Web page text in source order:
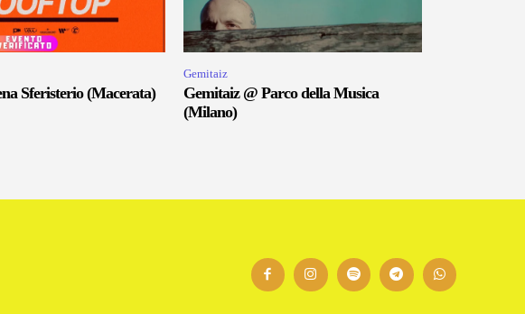
Sferisterio (Macerata)
Gemitaiz
Gemitaiz @ Parco della Musica
(Milano)